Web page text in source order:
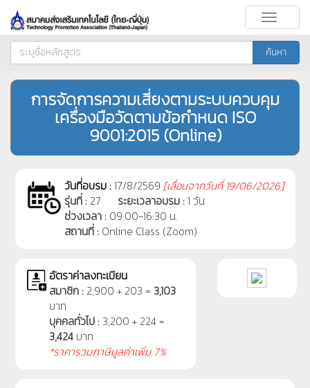
Toggle
ค้นหา
การจัดการความเสี่ยงตามระบบควบคุม
เครื่องมือวัดตามข้อกำหนด ISO
9001:2015 (Online)
วันที่อบรม :17/8/2569 [เลื่อนจากวันที่19/06/2026]
รุ่นที่ : 27 ระยะเวลาอบรม :1 วัน
ช่วงเวลา : 09:00-16:30 น.
สถานที่ : Online Class (Zoom)
อัตราค่าลงทะเบียน
สมาชิก : 2,900 + 203 = 3,103
บาท
บุคคลทั่วไป : 3,200 + 224 =
3,424 บาท
*ราคารวมภาษีมูลค่าเพิ่ม 7%